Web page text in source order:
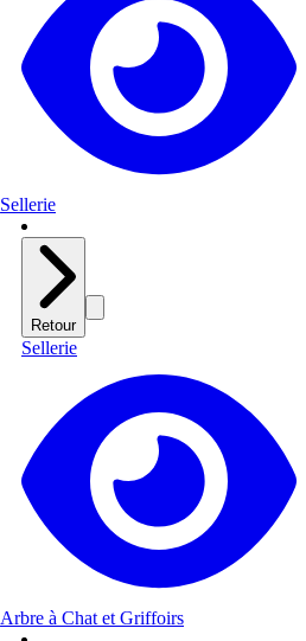
Sellerie
Retour
Sellerie
Arbre à Chat et Griffoirs